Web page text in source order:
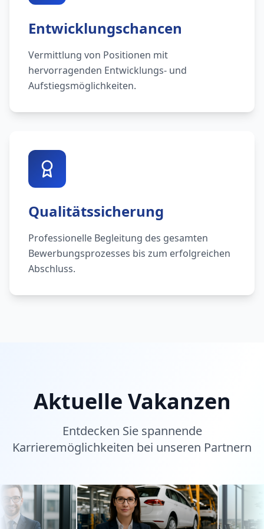
Entwicklungschancen
Vermittlung von Positionen mit
hervorragenden Entwicklungs- und
Aufstiegsmöglichkeiten.
Qualitätssicherung
Professionelle Begleitung des gesamten
Bewerbungsprozesses bis zum erfolgreichen
Abschluss.
Aktuelle Vakanzen
Entdecken Sie spannende
Karrieremöglichkeiten bei unseren Partnern